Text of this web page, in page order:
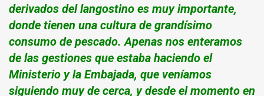
derivados del langostino es muy importante,
donde tienen una cultura de grandísimo
consumo de pescado. Apenas nos enteramos
de las gestiones que estaba haciendo el
Ministerio y la Embajada, que veníamos
siguiendo muy de cerca, y desde el momento en